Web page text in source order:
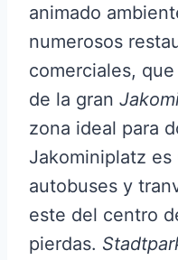
animado
numerosos
comerciales,
de la gran
zona ideal para
Jakominiplatz
autobuses y
este del centro
pierdas.